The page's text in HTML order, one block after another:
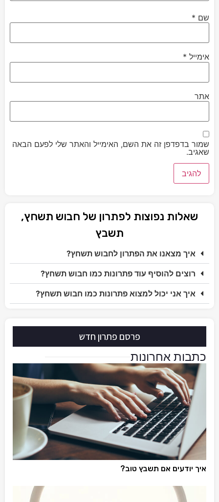
שם *
אימייל *
אתר
שמור בדפדפן זה את השם, האימייל והאתר שלי לפעם הבאה
שאגיב.
שאלות נפוצות לפתרון של חבוש תשחץ,
תשבץ
איך מצאנו את הפתרון לחבוש תשחץ?
רוצים להוסיף עוד פתרונות כמו חבוש תשחץ?
איך אני יכול למצוא פתרונות כמו חבוש תשחץ?
פרסם פתרון חדש
כתבות אחרונות
איך יודעים אם תשבץ טוב?